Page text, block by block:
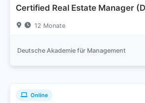
Certified Real Estate Manager
12 Monate
Deutsche Akademie für Management
Online